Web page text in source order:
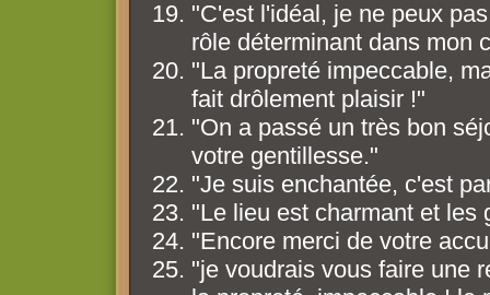
"C'est l'idéal, je ne peux
rôle déterminant dans mon
"La propreté impeccable,
fait drôlement plaisir !"
"On a passé un très bon
votre gentillesse."
"Je suis enchantée, c'est
"Le lieu est charmant et les
"Encore merci de votre
"je voudrais vous faire une